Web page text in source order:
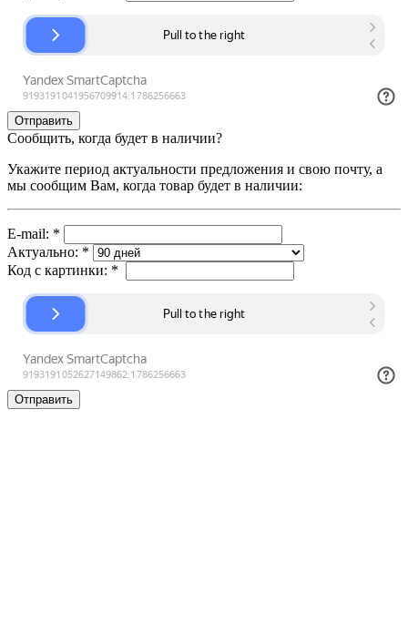
Сообщить, когда будет в наличии?
Укажите период актуальности предложения и свою почту, а
мы сообщим Вам, когда товар будет в наличии:
E-mail: *
Актуально: *
Код с картинки: *